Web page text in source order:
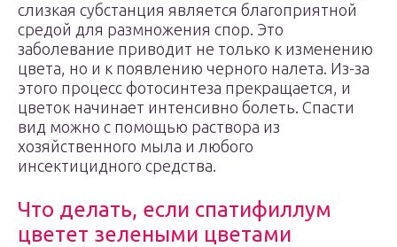
слизкая субстанция является благоприятной
средой для размножения спор. Это
заболевание приводит не только к изменению
цвета, но и к появлению черного налета. Из-за
этого процесс фотосинтеза прекращается, и
цветок начинает интенсивно болеть. Спасти
вид можно с помощью раствора из
хозяйственного мыла и любого
инсектицидного средства.
Что делать, если спатифиллум
цветет зелеными цветами